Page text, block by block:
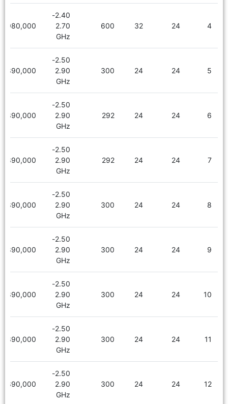
4
24
32
600
2.40-
2.70
GHz
1,980,000
5
24
24
300
2.50-
2.90
GHz
1,890,000
6
24
24
292
2.50-
2.90
GHz
1,890,000
7
24
24
292
2.50-
2.90
GHz
1,890,000
8
24
24
300
2.50-
2.90
GHz
1,890,000
9
24
24
300
2.50-
2.90
GHz
1,890,000
10
24
24
300
2.50-
2.90
GHz
1,890,000
11
24
24
300
2.50-
2.90
GHz
1,890,000
12
24
24
300
2.50-
2.90
GHz
1,890,000